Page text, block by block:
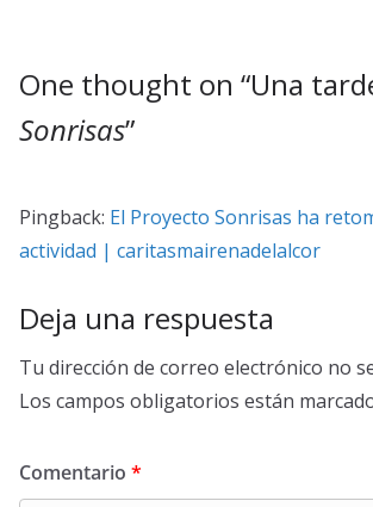
One thought on “Una
Sonrisas”
Pingback: El Proyecto Sonrisas ha
actividad | caritasmairenadelalcor
Deja una respuesta
Tu dirección de correo electrónico no
Los campos obligatorios están
Comentario *